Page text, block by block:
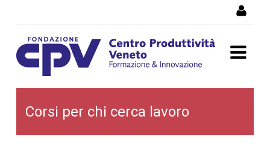
Corsi per chi cerca lavoro
Corsi per chi cerca lavoro